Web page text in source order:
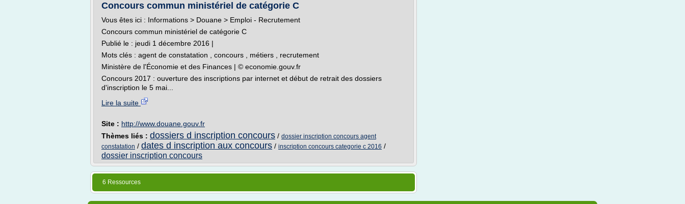
Concours commun ministériel de catégorie C
Vous êtes ici : Informations > Douane > Emploi - Recrutement
Concours commun ministériel de catégorie C
Publié le : jeudi 1 décembre 2016 |
Mots clés : agent de constatation , concours , métiers , recrutement
Ministère de l'Économie et des Finances | © economie.gouv.fr
Concours 2017 : ouverture des inscriptions par internet et début de retrait des dossiers
d'inscription le 5 mai...
Lire la suite
Site : http://www.douane.gouv.fr
Thèmes liés : dossiers d inscription concours / dossier inscription concours agent
constatation / dates d inscription aux concours / inscription concours categorie c 2016 /
dossier inscription concours
6 Ressources